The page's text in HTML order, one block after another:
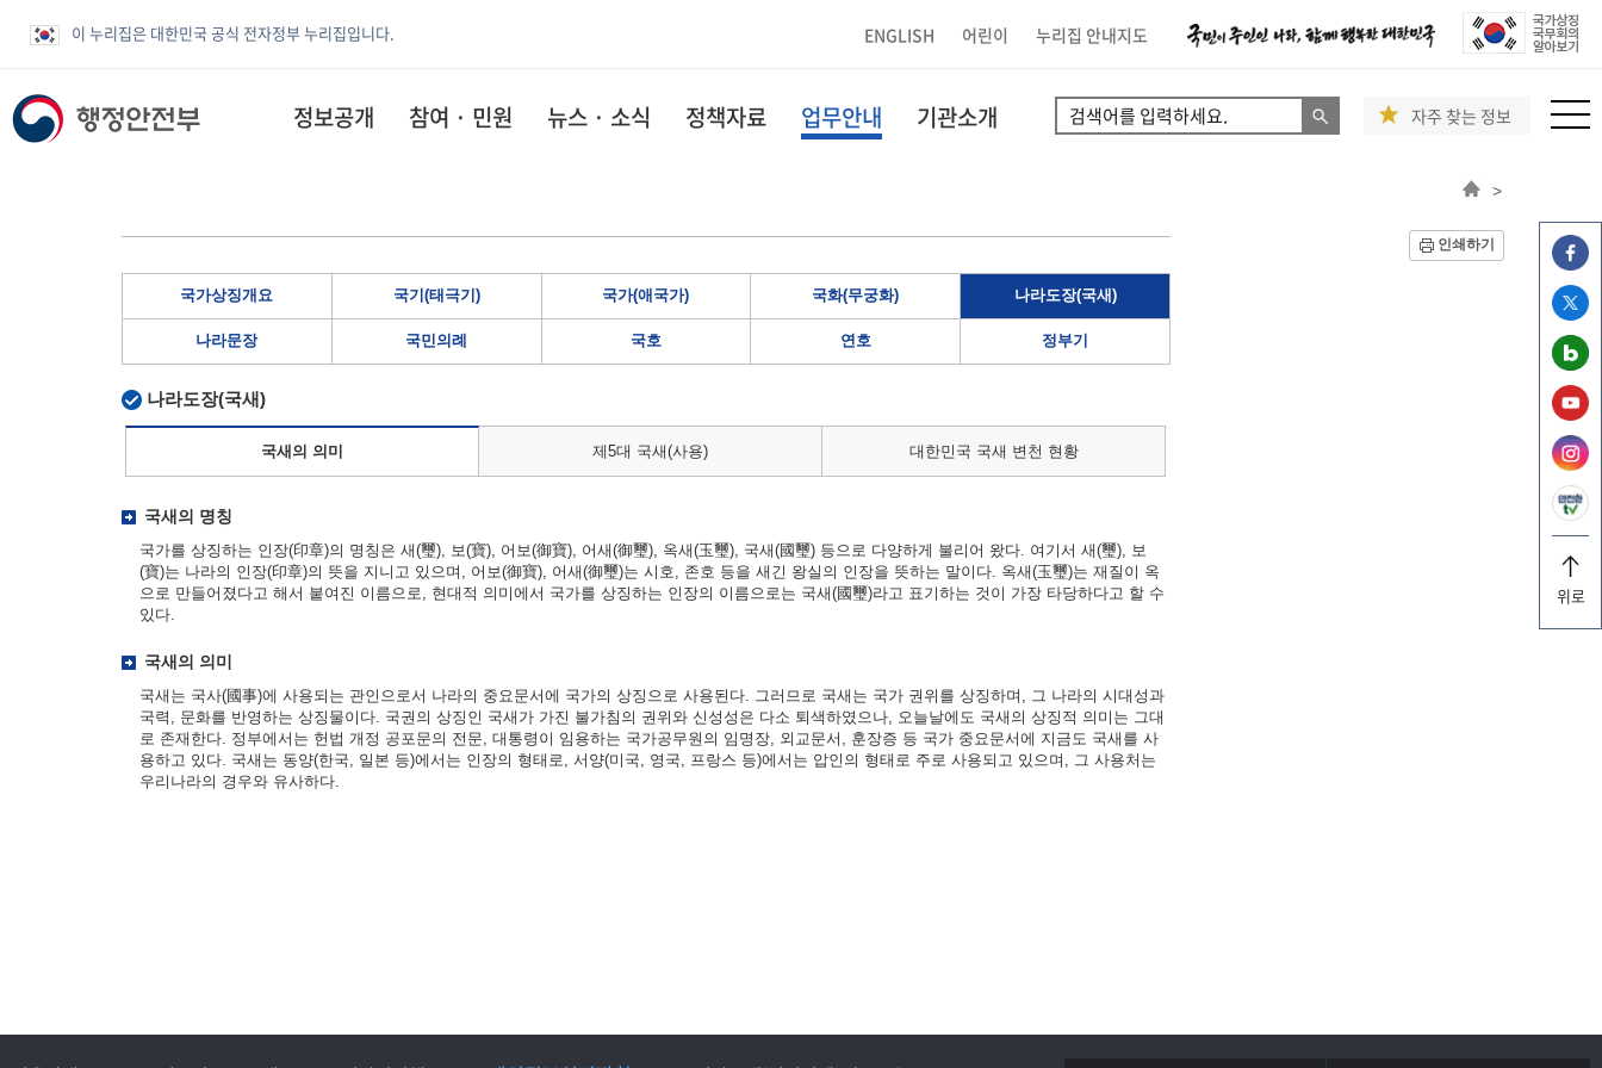
이 누리집은 대한민국 공식 전자정부 누리집입니다. ENGLISH 어린이 누리집 안내지도
위로
정보공개 참여 · 민원 뉴스 · 소식 정책자료 업무안내 기관소개 자주 찾는 정보
>
인쇄하기
국가상징개요 국기(태극기) 국가(애국가) 국화(무궁화) 나라도장(국새)
나라문장 국민의례 국호 연호 정부기
나라도장(국새)
국새의 의미 제5대 국새(사용) 대한민국 국새 변천 현황
국새의 명칭
국가를 상징하는 인장(印章)의 명칭은 새(璽), 보(寶), 어보(御寶), 어새(御璽), 옥새(玉璽), 국새(國璽) 등으로 다양하게 불리어 왔다. 여기서 새(璽), 보
(寶)는 나라의 인장(印章)의 뜻을 지니고 있으며, 어보(御寶), 어새(御璽)는 시호, 존호 등을 새긴 왕실의 인장을 뜻하는 말이다. 옥새(玉璽)는 재질이 옥
으로 만들어졌다고 해서 붙여진 이름으로, 현대적 의미에서 국가를 상징하는 인장의 이름으로는 국새(國璽)라고 표기하는 것이 가장 타당하다고 할 수
있다.
국새의 의미
국새는 국사(國事)에 사용되는 관인으로서 나라의 중요문서에 국가의 상징으로 사용된다. 그러므로 국새는 국가 권위를 상징하며, 그 나라의 시대성과
국력, 문화를 반영하는 상징물이다. 국권의 상징인 국새가 가진 불가침의 권위와 신성성은 다소 퇴색하였으나, 오늘날에도 국새의 상징적 의미는 그대
로 존재한다. 정부에서는 헌법 개정 공포문의 전문, 대통령이 임용하는 국가공무원의 임명장, 외교문서, 훈장증 등 국가 중요문서에 지금도 국새를 사
용하고 있다. 국새는 동양(한국, 일본 등)에서는 인장의 형태로, 서양(미국, 영국, 프랑스 등)에서는 압인의 형태로 주로 사용되고 있으며, 그 사용처는
우리나라의 경우와 유사하다.